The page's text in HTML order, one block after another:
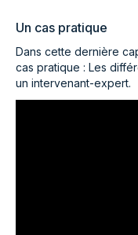
Un cas pratique
Dans cette dernière
cas pratique : Les
un intervenant-expert.